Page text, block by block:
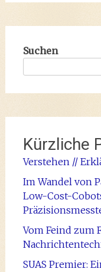
Suchen
Kürzliche
Verstehen //
Im Wandel von
Low-Cost-
Vom Feind zum
SUAS Premier: